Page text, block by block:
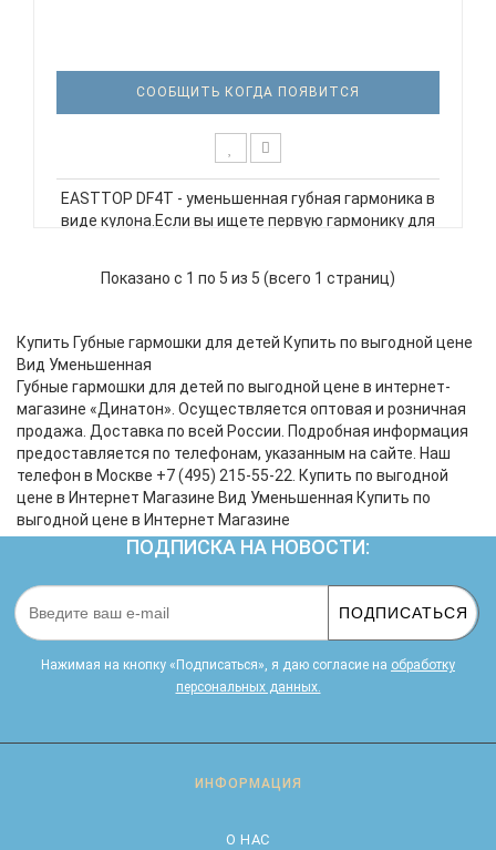
СООБЩИТЬ КОГДА ПОЯВИТСЯ
EASTTOP DF4T - уменьшенная губная гармоника в
виде кулона.Если вы ищете первую гармонику для
характеристики: Тип: 4-отверстная мини-
Показано с 1 по 5 из 5 (всего 1 страниц)
Купить Губные гармошки для детей Купить по выгодной цене
Вид Уменьшенная
Губные гармошки для детей по выгодной цене в интернет-
магазине «Динатон». Осуществляется оптовая и розничная
продажа. Доставка по всей России. Подробная информация
предоставляется по телефонам, указанным на сайте. Наш
телефон в Москве +7 (495) 215-55-22. Купить по выгодной
цене в Интернет Магазине Вид Уменьшенная Купить по
выгодной цене в Интернет Магазине
ПОДПИСКА НА НОВОСТИ:
ПОДПИСАТЬСЯ
Нажимая на кнопку «Подписаться», я даю cогласие на обработку
персональных данных.
ИНФОРМАЦИЯ
О НАС